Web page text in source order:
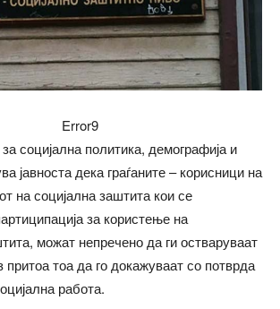
Error9
социјална политика, демографија и
јавноста дека граѓаните – корисници на
на социјална заштита кои се
за користење на
можат непречено да ги остваруваат
притоа тоа да го докажуваат со потврда
работа.